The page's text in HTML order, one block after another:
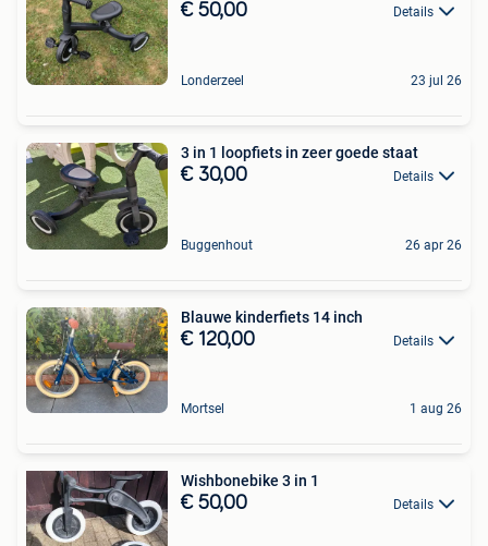
€ 50,00 Details
Londerzeel 23 jul 26
3 in 1 loopfiets in zeer goede staat
€ 30,00 Details
Buggenhout 26 apr 26
Blauwe kinderfiets 14 inch
€ 120,00 Details
Mortsel 1 aug 26
Wishbonebike 3 in 1
€ 50,00 Details